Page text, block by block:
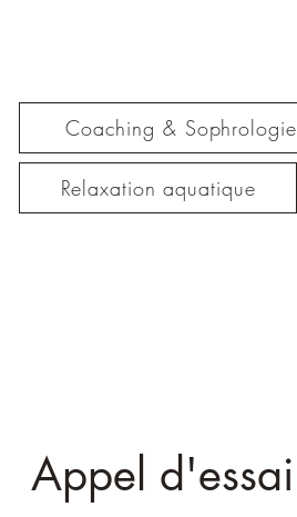
Coaching & Sophrologie
Relaxation aquatique
Appel d'essai